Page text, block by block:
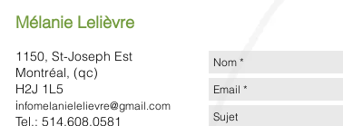
Mélanie Lelièvre
1150, St-Joseph Est
Montréal, (qc)
H2J 1L5
infomelanielelievre@gmail.com
Tel.: 514.608.0581